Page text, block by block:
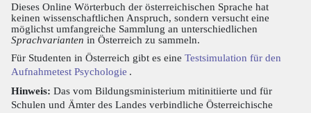
Dieses Online Wörterbuch der österreichischen Sprache hat
keinen wissenschaftlichen Anspruch, sondern versucht eine
möglichst umfangreiche Sammlung an unterschiedlichen
Sprachvarianten in Österreich zu sammeln.
Für Studenten in Österreich gibt es eine Testsimulation für den
Aufnahmetest Psychologie .
Hinweis: Das vom Bildungsministerium mitinitiierte und für
Schulen und Ämter des Landes verbindliche Österreichische